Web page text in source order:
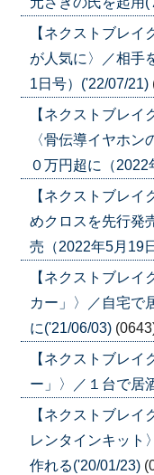
【ネクストブレ
が人気に〉／相手
1日号）('22/07/21)
【ネクストブレ
〈骨伝導イヤホン
０万円超に（
【ネクストブレ
めクロスを先行発
売（2022年5月19
【ネクストブレ
カー」〉／自宅
に('21/06/03)
【ネクストブレ
ー」〉／１台で居
【ネクストブレ
レンタインキット
作れる('20/01/23)